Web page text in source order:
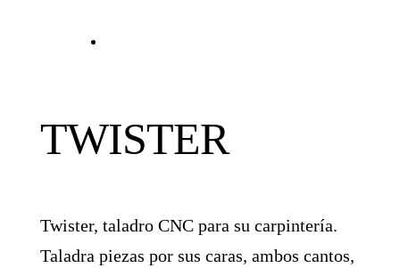
TWISTER
Twister, taladro CNC para su carpintería.
Taladra piezas por sus caras, ambos cantos,